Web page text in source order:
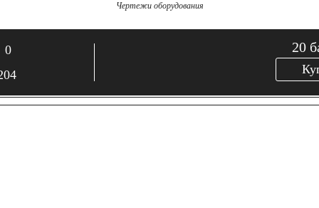
Чертежи оборудования
0
20